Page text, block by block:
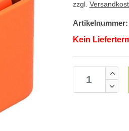
zzgl.
Artikelnummer:
Kein